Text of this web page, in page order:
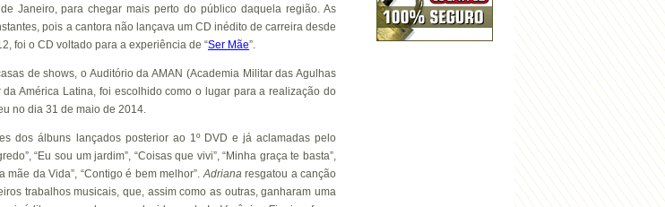
Janeiro, para chegar mais perto do público daquela região. As
pois a cantora não lançava um CD inédito de carreira desde
foi o CD voltado para a experiência de “Ser Mãe”.
de shows, o Auditório da AMAN (Academia Militar das Agulhas
América Latina, foi escolhido como o lugar para a realização do
no dia 31 de maio de 2014.
dos álbuns lançados posterior ao 1º DVD e já aclamadas pelo
“Eu sou um jardim”, “Coisas que vivi”, “Minha graça te basta”,
mãe da Vida”, “Contigo é bem melhor”.Adrianaresgatou a canção
trabalhos musicais, que, assim como as outras, ganharam uma